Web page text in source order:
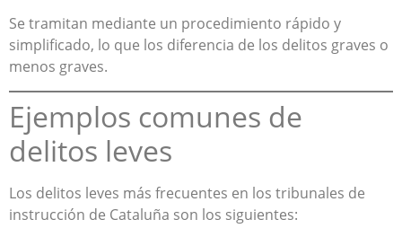
Se tramitan mediante un procedimiento rápido y
simplificado, lo que los diferencia de los delitos graves o
menos graves.
Ejemplos comunes de
delitos leves
Los delitos leves más frecuentes en los tribunales de
instrucción de Cataluña son los siguientes: